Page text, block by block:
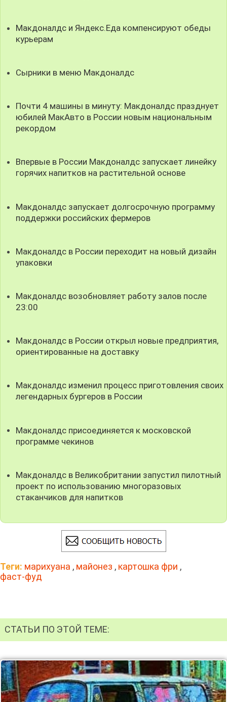
Макдоналдс и Яндекс.Еда компенсируют обеды
курьерам
Сырники в меню Макдоналдс
Почти 4 машины в минуту: Макдоналдс празднует
юбилей МакАвто в России новым национальным
рекордом
Впервые в России Макдоналдс запускает линейку
горячих напитков на растительной основе
Макдоналдс запускает долгосрочную программу
поддержки российских фермеров
Макдоналдс в России переходит на новый дизайн
упаковки
Макдоналдс возобновляет работу залов после
23:00
Макдоналдс в России открыл новые предприятия,
ориентированные на доставку
Макдоналдс изменил процесс приготовления своих
легендарных бургеров в России
Макдоналдс присоединяется к московской
программе чекинов
Макдоналдс в Великобритании запустил пилотный
проект по использованию многоразовых
стаканчиков для напитков
Теги: марихуана , майонез , картошка фри ,
фаст-фуд
СТАТЬИ ПО ЭТОЙ ТЕМЕ: